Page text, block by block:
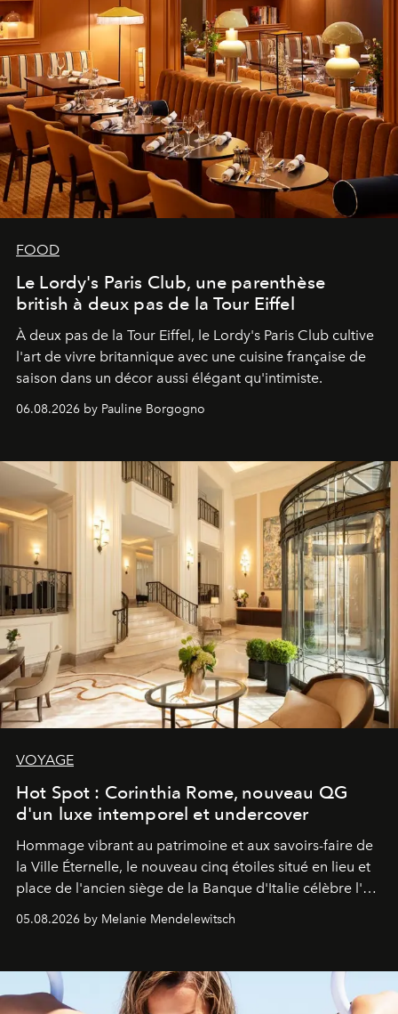
FOOD
Le Lordy's Paris Club, une parenthèse
british à deux pas de la Tour Eiffel
À deux pas de la Tour Eiffel, le Lordy's Paris Club cultive
l'art de vivre britannique avec une cuisine française de
saison dans un décor aussi élégant qu'intimiste.
06.08.2026 by Pauline Borgogno
VOYAGE
Hot Spot : Corinthia Rome, nouveau QG
d'un luxe intemporel et undercover
Hommage vibrant au patrimoine et aux savoirs-faire de
la Ville Éternelle, le nouveau cinq étoiles situé en lieu et
place de l'ancien siège de la Banque d'Italie célèbre l'art
de vivre Romain dans toute son élégance intemporelle.
05.08.2026 by Melanie Mendelewitsch